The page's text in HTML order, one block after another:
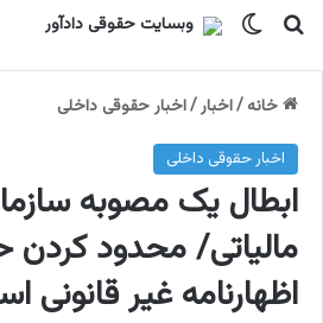
جستجو برایتغییر پوسته
خانه/اخبار/اخبار حقوقی داخلی
اخبار حقوقی داخلی
ابطال یک مصوبه
مالیاتی/ محدود
اظهارنامه غیر قانونی